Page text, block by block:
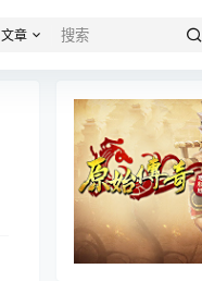
文章